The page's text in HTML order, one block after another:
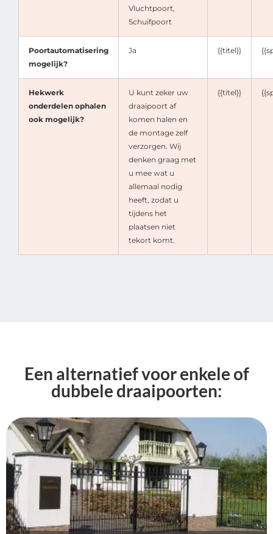
Vluchtpoort,
Schuifpoort
Poortautomatisering
mogelijk?
Ja {{titel}}
Hekwerk
onderdelen ophalen
ook mogelijk?
U kunt zeker uw
draaipoort af
komen halen en
de montage zelf
verzorgen. Wij
denken graag met
u mee wat u
allemaal nodig
heeft, zodat u
tijdens het
plaatsen niet
tekort komt.
{{titel}}
Een alternatief voor enkele of
dubbele draaipoorten: